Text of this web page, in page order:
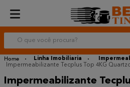
O que você procura?
Linha Imobiliaria
Impermeabilizante Tecplus Top 4KG
Impermeabilizante